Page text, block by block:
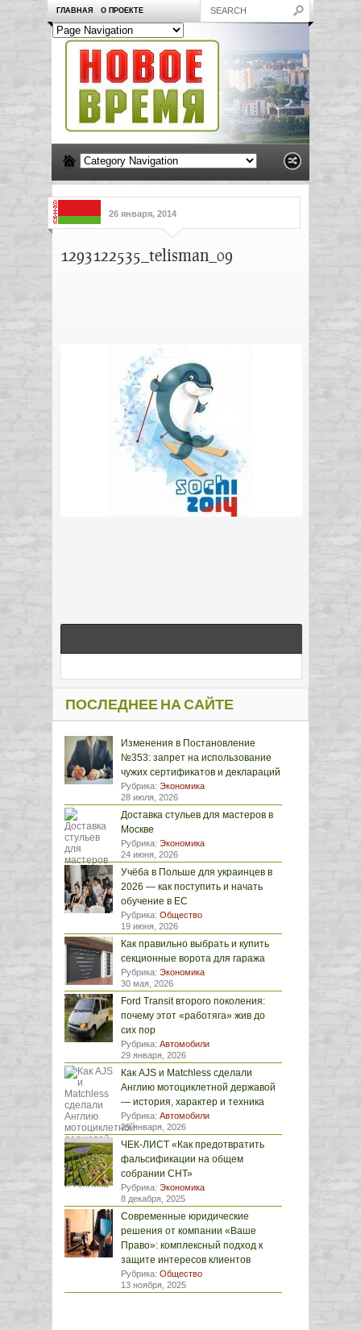
ГЛАВНАЯ О ПРОЕКТЕ
26 января, 2014
1293122535_telisman_09
ПОСЛЕДНЕЕ НА САЙТЕ
Изменения в Постановление
№353: запрет на использование
чужих сертификатов и деклараций
Рубрика: Экономика
28 июля, 2026
Доставка стульев для мастеров в
Москве
Рубрика: Экономика
24 июня, 2026
Учёба в Польше для украинцев в
2026 — как поступить и начать
обучение в ЕС
Рубрика: Общество
19 июня, 2026
Как правильно выбрать и купить
секционные ворота для гаража
Рубрика: Экономика
30 мая, 2026
Ford Transit второго поколения:
почему этот «работяга» жив до
сих пор
Рубрика: Автомобили
29 января, 2026
Как AJS и Matchless сделали
Англию мотоциклетной державой
— история, характер и техника
Рубрика: Автомобили
29 января, 2026
ЧЕК-ЛИСТ «Как предотвратить
фальсификации на общем
собрании СНТ»
Рубрика: Экономика
8 декабря, 2025
Современные юридические
решения от компании «Ваше
Право»: комплексный подход к
защите интересов клиентов
Рубрика: Общество
13 ноября, 2025